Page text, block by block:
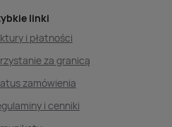
linki
i płatności
za granicą
zamówienia
i cenniki